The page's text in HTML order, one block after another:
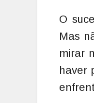
O
Mas
mirar
haver